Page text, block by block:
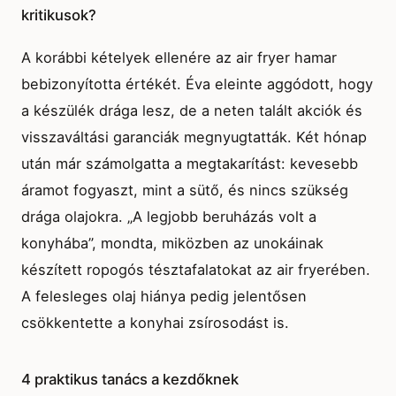
kritikusok?
A korábbi kételyek ellenére az air fryer hamar
bebizonyította értékét. Éva eleinte aggódott, hogy
a készülék drága lesz, de a neten talált akciók és
visszaváltási garanciák megnyugtatták. Két hónap
után már számolgatta a megtakarítást: kevesebb
áramot fogyaszt, mint a sütő, és nincs szükség
drága olajokra. „A legjobb beruházás volt a
konyhába”, mondta, miközben az unokáinak
készített ropogós tésztafalatokat az air fryerében.
A felesleges olaj hiánya pedig jelentősen
csökkentette a konyhai zsírosodást is.
4 praktikus tanács a kezdőknek